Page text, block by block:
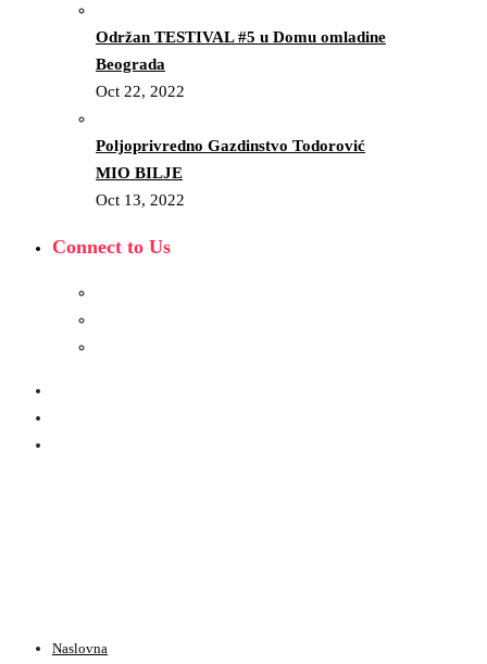
Održan TESTIVAL #5 u Domu omladine
Beograda
Oct 22, 2022
Poljoprivredno Gazdinstvo Todorović
MIO BILJE
Oct 13, 2022
Connect to Us
Naslovna